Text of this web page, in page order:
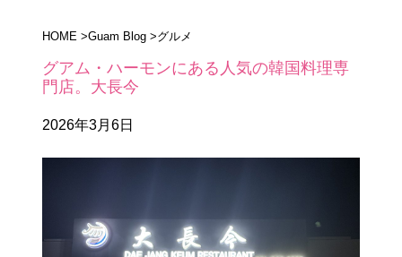
HOME >Guam Blog >グルメ
グアム・ハーモンにある人気の韓国料理専
門店。大長今
2026年3月6日